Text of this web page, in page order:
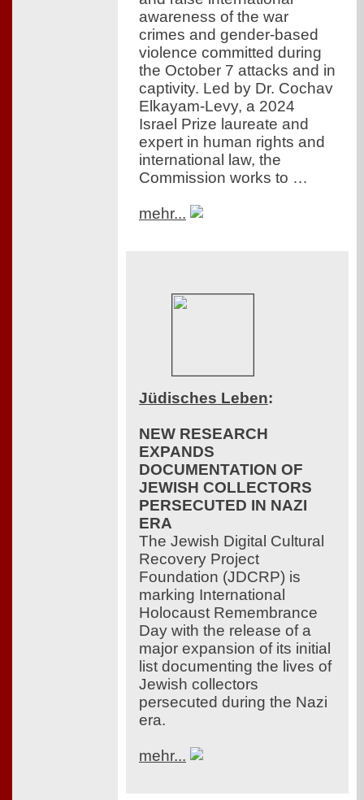
awareness of the war
crimes and gender-based
violence committed during
the October 7 attacks and in
captivity. Led by Dr. Cochav
Elkayam-Levy, a 2024
Israel Prize laureate and
expert in human rights and
international law, the
Commission works to …
mehr...
Jüdisches Leben:
NEW RESEARCH
EXPANDS
DOCUMENTATION OF
JEWISH COLLECTORS
PERSECUTED IN NAZI
ERA
The Jewish Digital Cultural
Recovery Project
Foundation (JDCRP) is
marking International
Holocaust Remembrance
Day with the release of a
major expansion of its initial
list documenting the lives of
Jewish collectors
persecuted during the Nazi
era.
mehr...